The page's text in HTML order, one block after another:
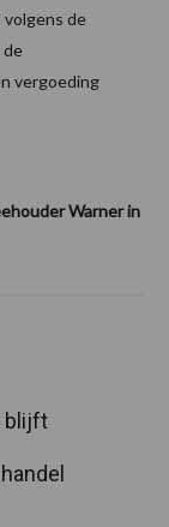
de
de
vergoeding
Warner in
blijft